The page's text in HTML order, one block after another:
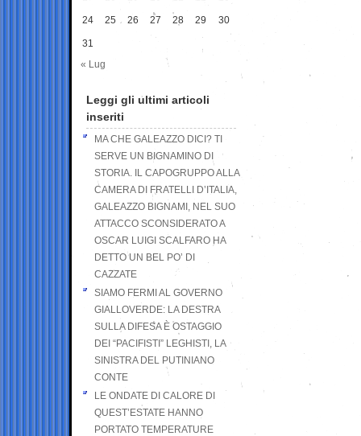
24 25 26 27 28 29 30
31
« Lug
Leggi gli ultimi articoli
inseriti
MA CHE GALEAZZO DICI? TI
SERVE UN BIGNAMINO DI
STORIA. IL CAPOGRUPPO ALLA
CAMERA DI FRATELLI D’ITALIA,
GALEAZZO BIGNAMI, NEL SUO
ATTACCO SCONSIDERATO A
OSCAR LUIGI SCALFARO HA
DETTO UN BEL PO’ DI
CAZZATE
SIAMO FERMI AL GOVERNO
GIALLOVERDE: LA DESTRA
SULLA DIFESA È OSTAGGIO
DEI “PACIFISTI” LEGHISTI, LA
SINISTRA DEL PUTINIANO
CONTE
LE ONDATE DI CALORE DI
QUEST’ESTATE HANNO
PORTATO TEMPERATURE